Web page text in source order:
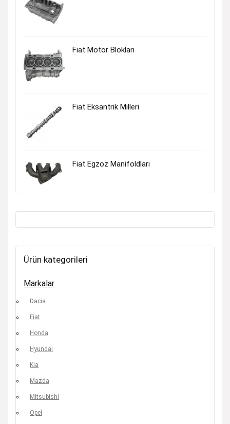
Fiat Motor Blokları
Fiat Eksantrik Milleri
Fiat Egzoz Manifoldları
Ürün kategorileri
Markalar
Dacia
Fiat
Honda
Hyundai
Kia
Mazda
Mitsubishi
Opel